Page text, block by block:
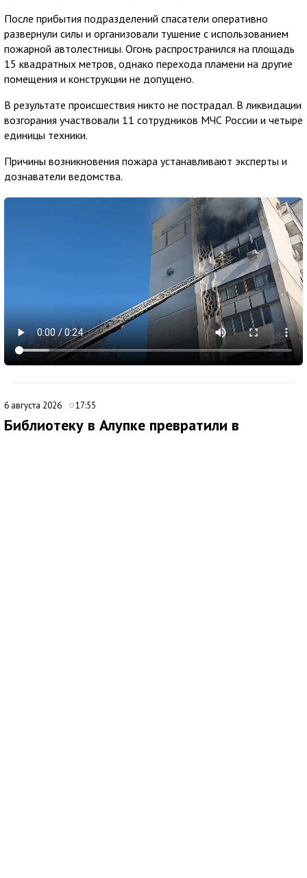
После прибытия подразделений спасатели оперативно
развернули силы и организовали тушение с использованием
пожарной автолестницы. Огонь распространился на площадь
15 квадратных метров, однако перехода пламени на другие
помещения и конструкции не допущено.
В результате происшествия никто не пострадал. В ликвидации
возгорания участвовали 11 сотрудников МЧС России и четыре
единицы техники.
Причины возникновения пожара устанавливают эксперты и
дознаватели ведомства.
6 августа 2026 17:55
Библиотеку в Алупке превратили в